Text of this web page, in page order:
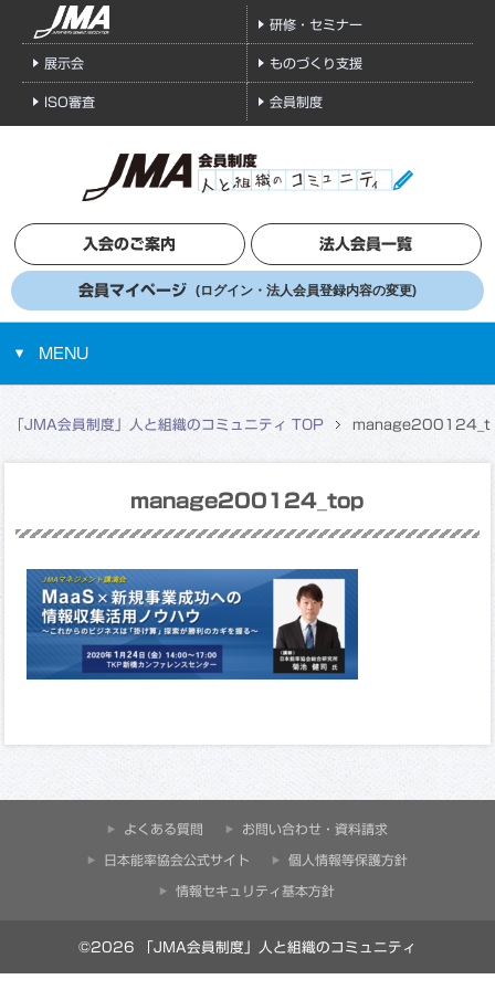
研修・セミナー
展示会 ものづくり支援
ISO審査 会員制度
入会のご案内 法人会員一覧
会員マイページ (ログイン・法人会員登録内容の変更)
MENU
「JMA会員制度」人と組織のコミュニティ TOP
manage200124_top
よくある質問 お問い合わせ・資料請求
⽇本能率協会公式サイト 個人情報等保護方針
情報セキュリティ基本方針
©2026 「JMA会員制度」人と組織のコミュニティ